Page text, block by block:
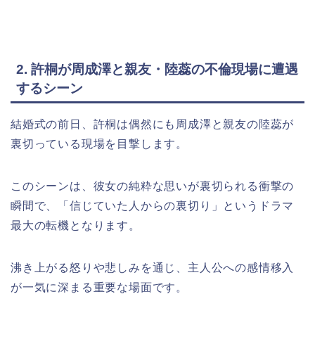
2. 許桐が周成澤と親友・陸蕊の不倫現場に遭遇
するシーン
結婚式の前日、許桐は偶然にも周成澤と親友の陸蕊が
裏切っている現場を目撃します。
このシーンは、彼女の純粋な思いが裏切られる衝撃の
瞬間で、「信じていた人からの裏切り」というドラマ
最大の転機となります。
沸き上がる怒りや悲しみを通じ、主人公への感情移入
が一気に深まる重要な場面です。